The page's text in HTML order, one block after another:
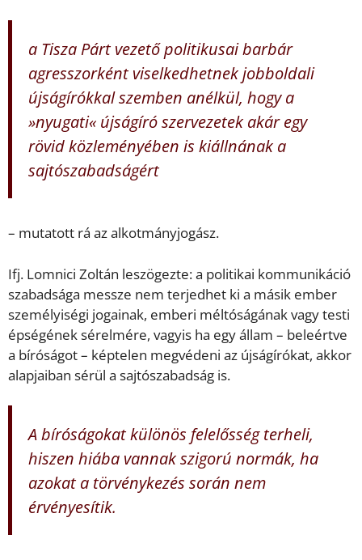
a Tisza Párt vezető politikusai barbár
agresszorként viselkedhetnek jobboldali
újságírókkal szemben anélkül, hogy a
»nyugati« újságíró szervezetek akár egy
rövid közleményében is kiállnának a
sajtószabadságért
– mutatott rá az alkotmányjogász.
Ifj. Lomnici Zoltán leszögezte: a politikai kommunikáció
szabadsága messze nem terjedhet ki a másik ember
személyiségi jogainak, emberi méltóságának vagy testi
épségének sérelmére, vagyis ha egy állam – beleértve
a bíróságot – képtelen megvédeni az újságírókat, akkor
alapjaiban sérül a sajtószabadság is.
A bíróságokat különös felelősség terheli,
hiszen hiába vannak szigorú normák, ha
azokat a törvénykezés során nem
érvényesítik.